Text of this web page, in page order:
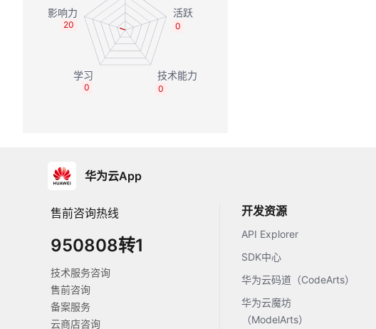
0
0
0
20
华为云App
售前咨询热线
950808转1
技术服务咨询
售前咨询
备案服务
云商店咨询
开发资源
API Explorer
SDK中心
华为云码道（CodeArts）
华为云魔坊
（ModelArts）